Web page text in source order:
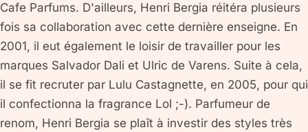
Cafe Parfums. D'ailleurs, Henri Bergia réitéra plusieurs
fois sa collaboration avec cette dernière enseigne. En
2001, il eut également le loisir de travailler pour les
marques Salvador Dali et Ulric de Varens. Suite à cela,
il se fit recruter par Lulu Castagnette, en 2005, pour qui
il confectionna la fragrance Lol ;-). Parfumeur de
renom, Henri Bergia se plaît à investir des styles très